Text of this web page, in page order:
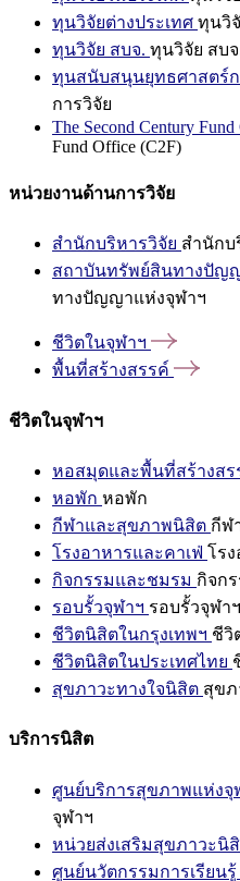
ทุนวิจัยต่างประเทศ ทุนวิ
ทุนวิจัย สบจ. ทุนวิจัย สบจ
ทุนสนับสนุนยุทธศาสตร์ก
การวิจัย
The Second Century
Fund Office (C2F)
หน่วยงานด้านการวิจัย
สำนักบริหารวิจัย สำนักบ
สถาบันทรัพย์สินทางปัญ
ทางปัญญาแห่งจุฬาฯ
ชีวิตในจุฬาฯ
พื้นที่สร้างสรรค์
ชีวิตในจุฬาฯ
หอสมุดและพื้นที่สร้างสร
หอพัก หอพัก
กีฬาและสุขภาพนิสิต กีฬ
โรงอาหารและคาเฟ่ โร
กิจกรรมและชมรม กิจก
รอบรั้วจุฬาฯ รอบรั้วจุฬาฯ
ชีวิตนิสิตในกรุงเทพฯ ชีวิ
ชีวิตนิสิตในประเทศไทย
สุขภาวะทางใจนิสิต สุขภ
บริการนิสิต
ศูนย์บริการสุขภาพแห่งจุ
จุฬาฯ
หน่วยส่งเสริมสุขภาวะนิ
ศูนย์นวัตกรรมการเรียนรู้